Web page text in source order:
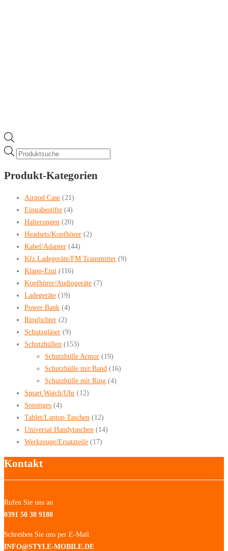
Products
Produkt-Kategorien
Airpod Case (21)
Eingabestifte (4)
Halterungen (20)
Headsets/Kopfhörer (2)
Kabel/Adapter (44)
Kfz Ladegeräte/FM Transmitter (9)
Klapp-Etui (116)
Kopfhörer/Audiogeräte (7)
Ladegeräte (19)
Power Bank (4)
Ringlichter (2)
Schutzgläser (9)
Schutzhüllen (153)
Schutzhülle Armor (19)
Schutzhülle mit Band (16)
Schutzhülle mit Ring (4)
Smart Watch/Uhr (12)
Sonstiges (4)
Tablet/Laptop Taschen (12)
Universal Handytaschen (14)
Werkzeuge/Ersatzteile (17)
Kontakt
Rufen Sie uns an
0391 50 38 9180
Schreiben Sie uns per E-Mail
INFO@STYLE-MOBILE.DE